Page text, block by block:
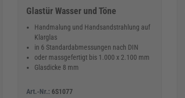
Glastür Wasser und Töne
Handmalung und Handsandstrahlung auf
Klarglas
in 6 Standardabmessungen nach DIN
oder massgefertigt bis 1.000 x 2.100 mm
Glasdicke 8 mm
Art.-Nr.: 6S1077